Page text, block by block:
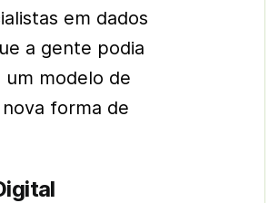
em dados
a gente podia
modelo de
forma de